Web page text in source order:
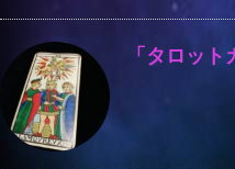
「タロット